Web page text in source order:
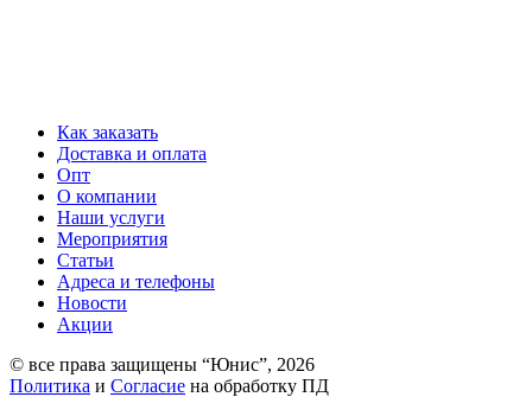
Как заказать
Доставка и оплата
Опт
О компании
Наши услуги
Мероприятия
Статьи
Адреса и телефоны
Новости
Акции
© все права защищены “Юнис”, 2026
Политика и Согласие на обработку ПД